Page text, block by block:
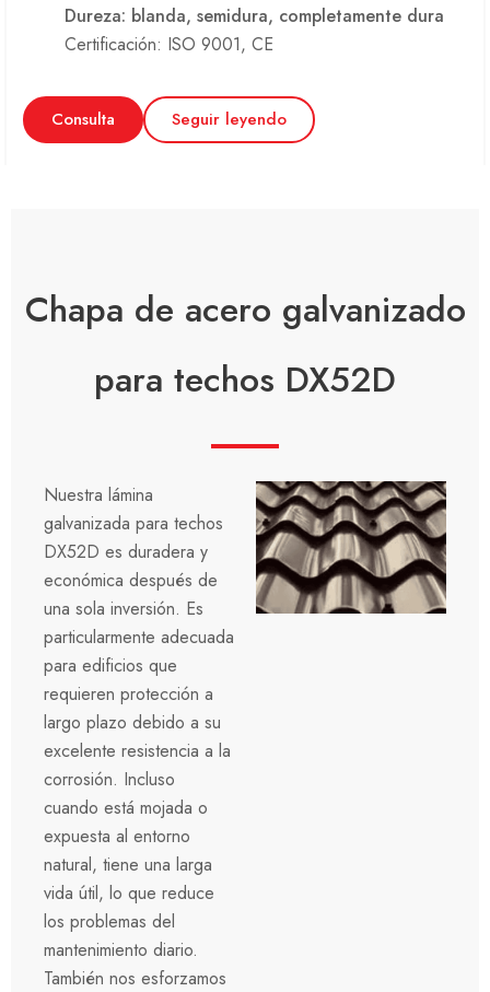
Dureza: blanda, semidura, completamente dura
Certificación: ISO 9001, CE
Consulta Seguir leyendo
Chapa de acero galvanizado
para techos DX52D
Nuestra lámina
galvanizada para techos
DX52D es duradera y
económica después de
una sola inversión. Es
particularmente adecuada
para edificios que
requieren protección a
largo plazo debido a su
excelente resistencia a la
corrosión. Incluso
cuando está mojada o
expuesta al entorno
natural, tiene una larga
vida útil, lo que reduce
los problemas del
mantenimiento diario.
También nos esforzamos